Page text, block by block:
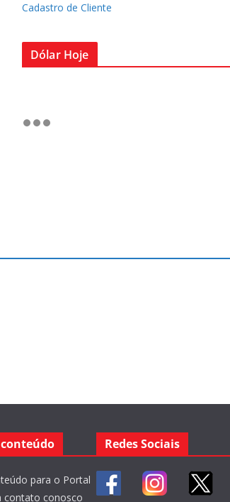
Cadastro de Cliente
Dólar Hoje
para o Portal
contato conosco
Redes Sociais